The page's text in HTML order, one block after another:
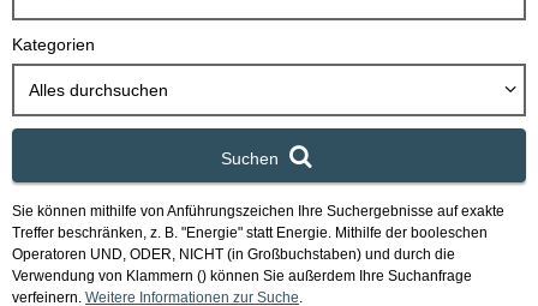
o
n
g
a
Kategorien
Alles durchsuchen
Suchen
Sie können mithilfe von Anführungszeichen Ihre Suchergebnisse auf exakte
Treffer beschränken, z. B. "Energie" statt Energie. Mithilfe der booleschen
Operatoren UND, ODER, NICHT (in Großbuchstaben) und durch die
Verwendung von Klammern () können Sie außerdem Ihre Suchanfrage
verfeinern. Weitere Informationen zur Suche